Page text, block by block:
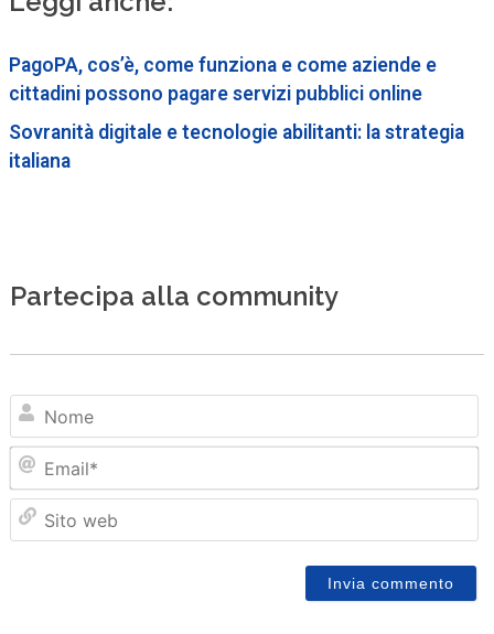
PagoPA, cos’è, come funziona e come aziende e
cittadini possono pagare servizi pubblici online
Sovranità digitale e tecnologie abilitanti: la strategia
italiana
Partecipa alla community